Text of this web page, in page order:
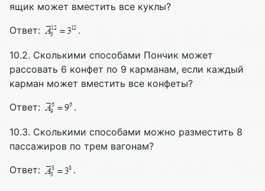
ящик может вместить все куклы?
Ответ:
.
10.2. Сколькими способами Пончик может
рассовать 6 конфет по 9 карманам, если каждый
карман может вместить все конфеты?
Ответ:
.
10.3. Сколькими способами можно разместить 8
пассажиров по трем вагонам?
Ответ:
.